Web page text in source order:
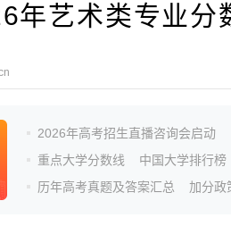
年艺术类专业分
2026年高考招生直播咨询会启动
重点大学分数线
中国大学排行榜
历年高考真题及答案汇总
加分政